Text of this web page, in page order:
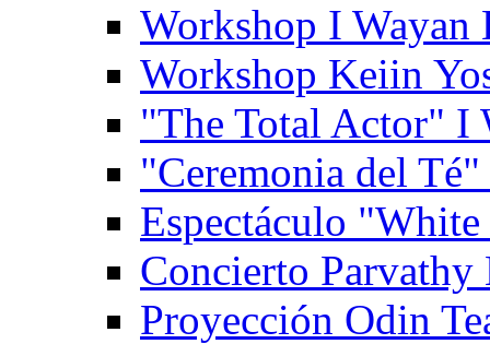
Workshop I Wayan
Workshop Keiin
"The Total Actor" I
"Ceremonia del
Espectáculo
Concierto Parvathy
Proyección Odin